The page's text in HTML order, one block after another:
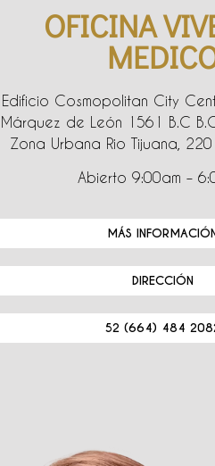
OFICINA
Edificio Cosmopolitan City
Márquez de León 1561 B.C
Zona Urbana Rio Tijuana,
Abierto 9:00am –
MÁS
DIRECCIÓN
52 (664) 484